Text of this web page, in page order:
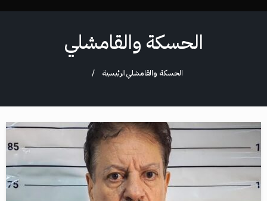
الحسكة والقامشلي
الرئيسيةالحسكة والقامشلي